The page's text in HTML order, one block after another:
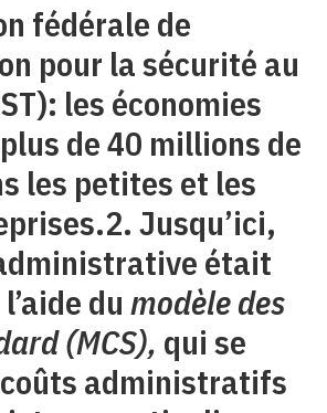
fédérale de
pour la sécurité au
les économies
de 40 millions de
les petites et les
Jusqu’ici,
était
du modèle des
(MCS), qui se
administratifs